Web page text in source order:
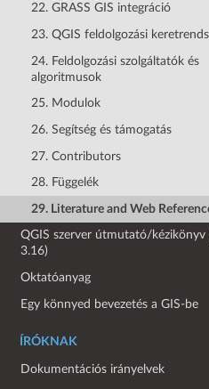
22. GRASS GIS integráció
23. QGIS feldolgozási
24. Feldolgozási szolgáltatók és
algoritmusok
25. Modulok
26. Segítség és támogatás
27. Contributors
28. Függelék
29. Literature and Web
QGIS szerver útmutató/kézikönyv
3.16)
Oktatóanyag
Egy könnyed bevezetés a GIS-be
ÍRÓKNAK
Dokumentációs irányelvek